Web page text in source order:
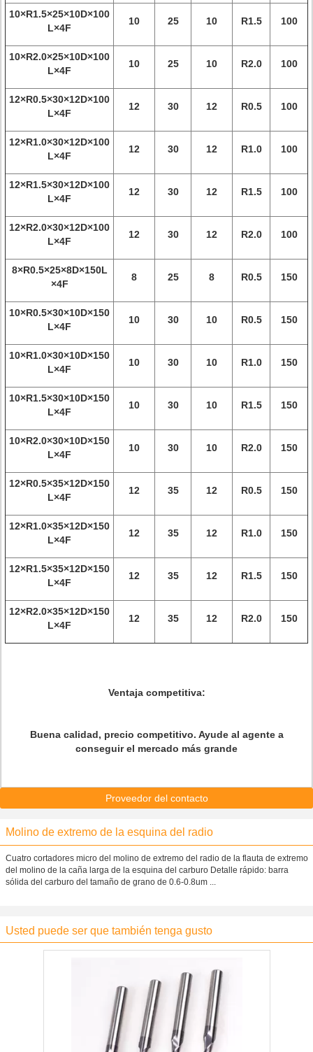
10×R1.5×25×10D×100
L×4F
10 25 10 R1.5 100
10×R2.0×25×10D×100
L×4F
10 25 10 R2.0 100
12×R0.5×30×12D×100
L×4F
12 30 12 R0.5 100
12×R1.0×30×12D×100
L×4F
12 30 12 R1.0 100
12×R1.5×30×12D×100
L×4F
12 30 12 R1.5 100
12×R2.0×30×12D×100
L×4F
12 30 12 R2.0 100
8×R0.5×25×8D×150L
×4F
8 25 8 R0.5 150
10×R0.5×30×10D×150
L×4F
10 30 10 R0.5 150
10×R1.0×30×10D×150
L×4F
10 30 10 R1.0 150
10×R1.5×30×10D×150
L×4F
10 30 10 R1.5 150
10×R2.0×30×10D×150
L×4F
10 30 10 R2.0 150
12×R0.5×35×12D×150
L×4F
12 35 12 R0.5 150
12×R1.0×35×12D×150
L×4F
12 35 12 R1.0 150
12×R1.5×35×12D×150
L×4F
12 35 12 R1.5 150
12×R2.0×35×12D×150
L×4F
12 35 12 R2.0 150
Ventaja competitiva:
Buena calidad, precio competitivo. Ayude al agente a
conseguir el mercado más grande
Proveedor del contacto
Molino de extremo de la esquina del radio
Cuatro cortadores micro del molino de extremo del radio de la flauta de extremo
del molino de la caña larga de la esquina del carburo Detalle rápido: barra
sólida del carburo del tamaño de grano de 0.6-0.8um ...
Usted puede ser que también tenga gusto